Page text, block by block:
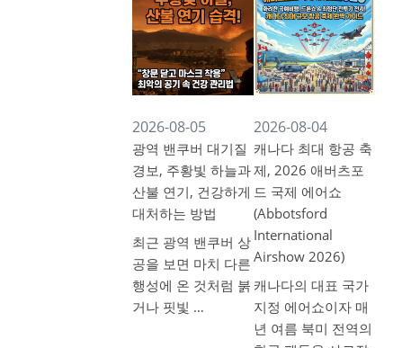
2026-08-05
광역 밴쿠버 대기질
경보, 주황빛 하늘과
산불 연기, 건강하게
대처하는 방법
최근 광역 밴쿠버 상
공을 보면 마치 다른
행성에 온 것처럼 붉
거나 핏빛 …
2026-08-04
캐나다 최대 항공 축
제, 2026 애버츠포
드 국제 에어쇼
(Abbotsford
International
Airshow 2026)
캐나다의 대표 국가
지정 에어쇼이자 매
년 여름 북미 전역의